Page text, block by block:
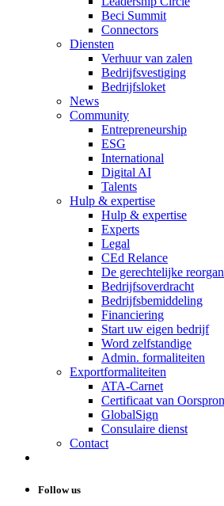
Beci Summit
Connectors
Diensten
Verhuur van zalen
Bedrijfsvestiging
Bedrijfsloket
News
Community
Entrepreneurship
ESG
International
Digital AI
Talents
Hulp & expertise
Hulp & expertise
Experts
Legal
CEd Relance
De gerechtelijke
Bedrijfsoverdracht
Bedrijfsbemiddeling
Financiering
Start uw eigen bedrijf
Word zelfstandige
Admin. formaliteiten
Exportformaliteiten
ATA-Carnet
Certificaat van
GlobalSign
Consulaire dienst
Contact
Follow us